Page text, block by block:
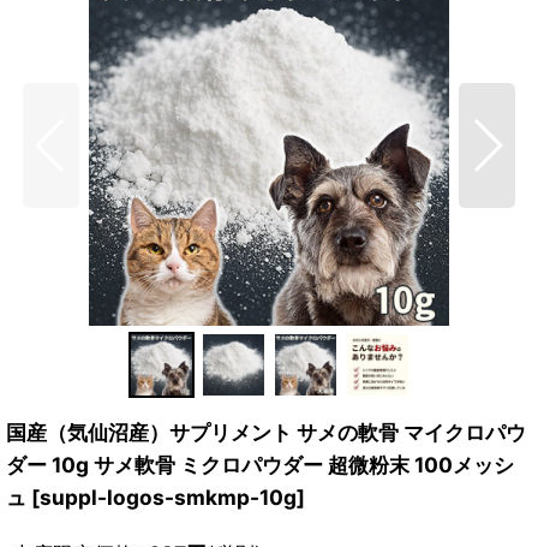
国産（気仙沼産）サプリメント サメの軟骨 マイクロパウ
ダー 10g サメ軟骨 ミクロパウダー 超微粉末 100メッシ
ュ [suppl-logos-smkmp-10g]